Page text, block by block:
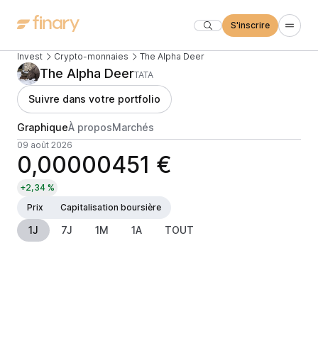
S'inscrire
Invest Crypto-monnaies The Alpha Deer
The Alpha DeerTATA
Suivre dans votre portfolio
GraphiqueÀ proposMarchés
09 août 2026
0,00000451 €
+2,34 %
Prix
Capitalisation boursière
1J 7J 1M 1A TOUT